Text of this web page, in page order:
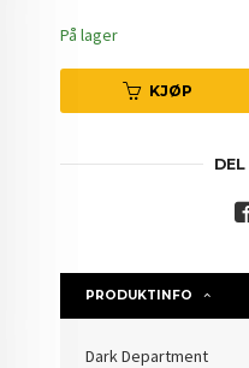
På lager
KJØP
PRODUKTINFO
Dark Department